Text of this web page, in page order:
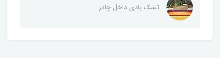
تشک بادی داخل چادر